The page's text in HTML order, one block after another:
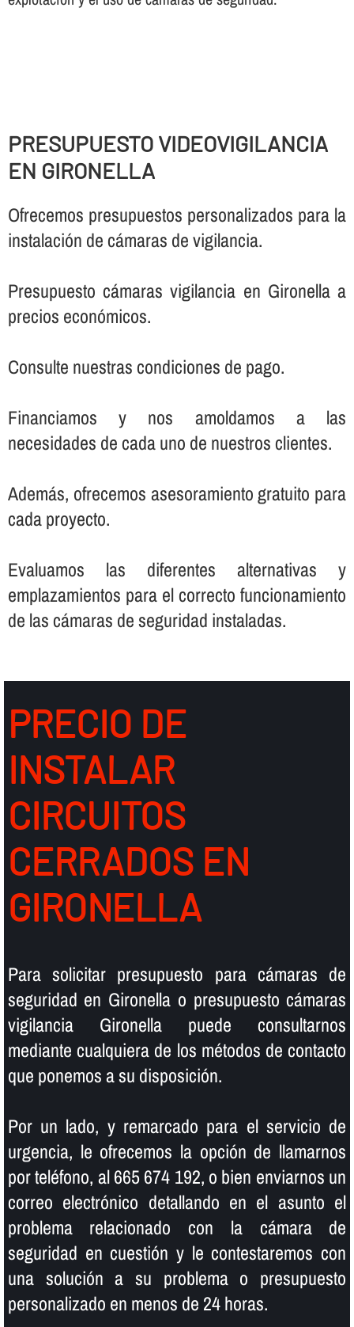
PRESUPUESTO VIDEOVIGILANCIA
EN GIRONELLA
Ofrecemos presupuestos personalizados para la
instalación de cámaras de vigilancia.
Presupuesto cámaras vigilancia en Gironella a
precios económicos.
Consulte nuestras condiciones de pago.
Financiamos y nos amoldamos a las
necesidades de cada uno de nuestros clientes.
Además, ofrecemos asesoramiento gratuito para
cada proyecto.
Evaluamos las diferentes alternativas y
emplazamientos para el correcto funcionamiento
de las cámaras de seguridad instaladas.
PRECIO DE
INSTALAR
CIRCUITOS
CERRADOS EN
GIRONELLA
Para solicitar presupuesto para cámaras de
seguridad en Gironella o presupuesto cámaras
vigilancia Gironella puede consultarnos
mediante cualquiera de los métodos de contacto
que ponemos a su disposición.
Por un lado, y remarcado para el servicio de
urgencia, le ofrecemos la opción de llamarnos
por teléfono, al 665 674 192, o bien enviarnos un
correo electrónico detallando en el asunto el
problema relacionado con la cámara de
seguridad en cuestión y le contestaremos con
una solución a su problema o presupuesto
personalizado en menos de 24 horas.